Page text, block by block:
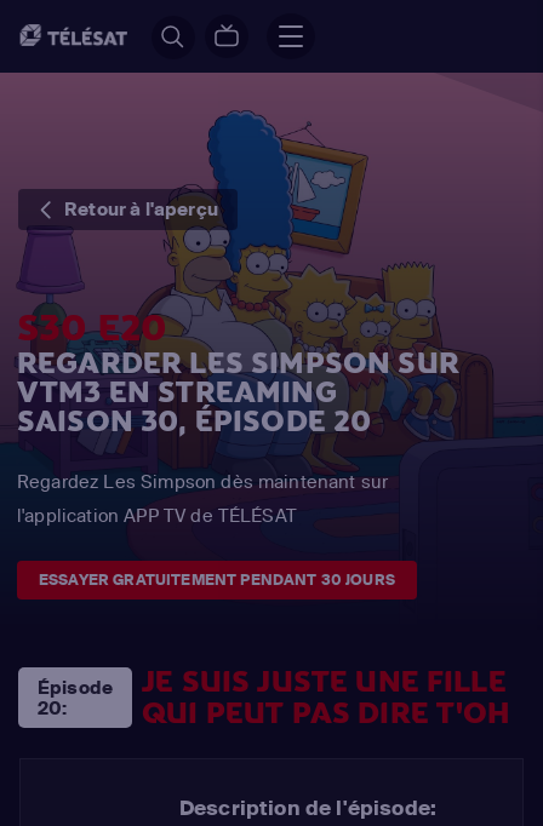
Retour à l'aperçu
S30 E20
REGARDER LES SIMPSON SUR
VTM3 EN STREAMING
SAISON 30, ÉPISODE 20
Regardez Les Simpson dès maintenant sur
l'application APP TV de TÉLÉSAT
ESSAYER GRATUITEMENT PENDANT 30 JOURS
Épisode
20:
JE SUIS JUSTE UNE FILLE
QUI PEUT PAS DIRE T'OH
Description de l'épisode: